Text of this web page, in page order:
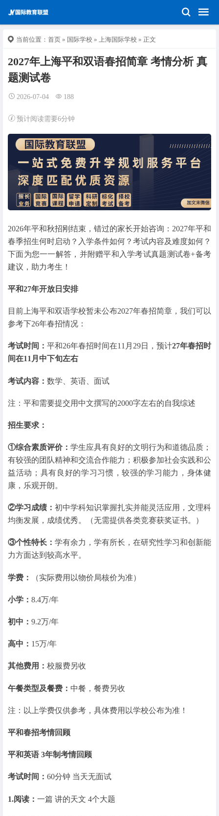
当前位置： 首页 » 国际学校 » 上海国际学校 » 正文
2027年上海平和双语春招简章 考情分析 真
题测试卷
2026-07-04 188
预计阅读需要6分钟
2026年平和秋招刚结束，错过的家长开始咨询：2027年平和
春季招生何时启动？入学条件如何？考试内容及难度如何？
下面为您一一解答，并附赠平和入学考试真题测试卷+备考
建议，助力考生！
平和27年开放日安排
目前上海平和双语学校暂未公布2027年春招简章，我们可以
参考下26年春招情况：
考试时间： 平和26年春招时间在11月29日，预计27年春招时
间在11月中下旬左右
考试内容： 数学、英语、面试
注：平和需要提交用中文撰写的2000字左右的自我综述
招生要求：
①综合素质评价： 学生应具有良好的文明行为和道德品质；
有较强的团队精神和交流合作能力；积极参加社会实践和公
益活动；具有良好的学习习惯，较强的学习能力，身体健
康，乐观开朗。
②学习成绩： 初中学科知识掌握扎实并能灵活应用，文理科
均衡发展，成绩优秀。（无需提供各类竞赛获奖证书。）
③个性特长： 学有余力，学有所长，在研究性学习和创新能
力方面达到较高水平。
学费： （实际费用以物价局核价为准）
小学： 8.4万/年
初中： 9.2万/年
高中： 15万/年
其他费用： 校服费另收
午餐类型及餐费： 中餐，餐费另收
注：以上学费仅供参考，具体费用以学校公布为准！
平和春招考情回顾
平和英语 3年制考情回顾
考试时间： 60分钟 当天无面试
1.阅读： 一篇 讲的天文 4个大题